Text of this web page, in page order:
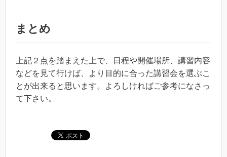
まとめ
上記２点を踏まえた上で、日程や開催場所、講習内容
などを見て行けば、より目的に合った講習会を選ぶこ
とが出来ると思います。よろしければご参考になさっ
て下さい。